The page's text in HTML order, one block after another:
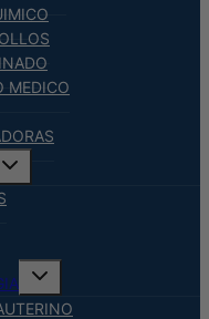
MEDICO
Alternar
menú
Alternar
menú
hijo